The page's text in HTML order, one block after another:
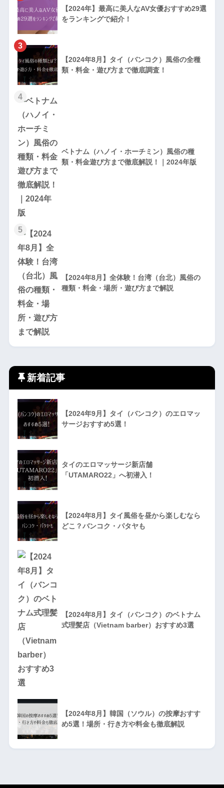
【2024年】最高に美人なAV女優おすすめ29選
をランキングで紹介！
3
【2024年8月】タイ（バンコク）風俗の全種
類・料金・遊び方まで徹底調査！
4
ベトナム（ハノイ・ホーチミン）風俗の種
類・料金遊び方まで徹底解説！｜2024年版
5
【2024年8月】全体験！台湾（台北）風俗の
種類・料金・場所・遊び方まで解説
新着記事
【2024年9月】タイ（バンコク）のエロマッ
サージおすすめ5選！
タイのエロマッサージ新店舗
「UTAMARO22」へ初潜入！
【2024年8月】タイ風俗を昼から楽しむなら
どこ？バンコク・パタヤも
【2024年8月】タイ（バンコク）のベトナム
式理髪店（Vietnam barber）おすすめ3選
【2024年8月】韓国（ソウル）の按摩おすす
め5選！場所・行き方や料金も徹底解説